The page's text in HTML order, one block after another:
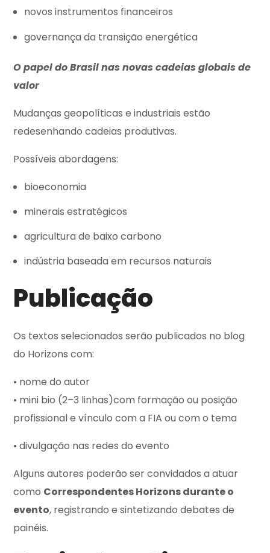
novos instrumentos financeiros
governança da transição energética
O papel do Brasil nas novas cadeias globais de
valor
Mudanças geopolíticas e industriais estão
redesenhando cadeias produtivas.
Possíveis abordagens:
bioeconomia
minerais estratégicos
agricultura de baixo carbono
indústria baseada em recursos naturais
Publicação
Os textos selecionados serão publicados no blog
do Horizons com:
• nome do autor
• mini bio (2–3 linhas)com formação ou posição
profissional e vínculo com a FIA ou com o tema
• divulgação nas redes do evento
Alguns autores poderão ser convidados a atuar
como Correspondentes Horizons durante o
evento, registrando e sintetizando debates de
painéis.